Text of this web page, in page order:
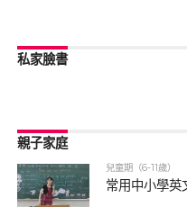
私家臉書
親子家庭
兒童期（6-11歲）
常用中小學英